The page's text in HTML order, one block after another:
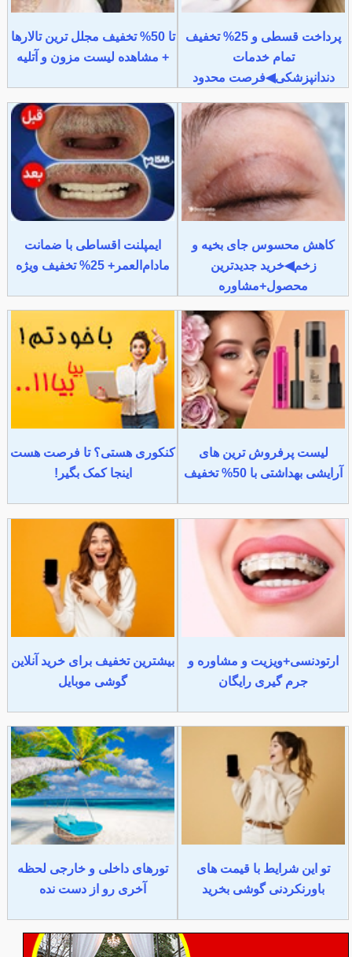
پرداخت قسطی و 25% تخفیف
تمام خدمات
دندانپزشکی◀فرصت محدود
تا 50% تخفیف مجلل ترین تالارها
+ مشاهده لیست مزون و آتلیه
کاهش محسوس جای بخیه و
زخم◀خرید جدیدترین
محصول+مشاوره
ایمپلنت اقساطی با ضمانت
مادام‌العمر+ 25% تخفیف ویژه
لیست پرفروش ترین های
آرایشی بهداشتی با 50% تخفیف
کنکوری هستی؟ تا فرصت هست
اینجا کمک بگیر!
ارتودنسی+ویزیت و مشاوره و
جرم گیری رایگان
بیشترین تخفیف برای خرید آنلاین
گوشی موبایل
تو این شرایط با قیمت های
باورنکردنی گوشی بخرید
تورهای داخلی و خارجی لحظه
آخری رو از دست نده